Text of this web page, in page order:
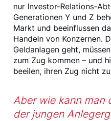
nur Investor-Relations-
Generationen Y und Z
Markt und beeinflussen
Handeln von Konzernen.
Geldanlagen geht,
zum Zug kommen – und
beeilen, ihren Zug nicht
Aber wie kann man
der jungen